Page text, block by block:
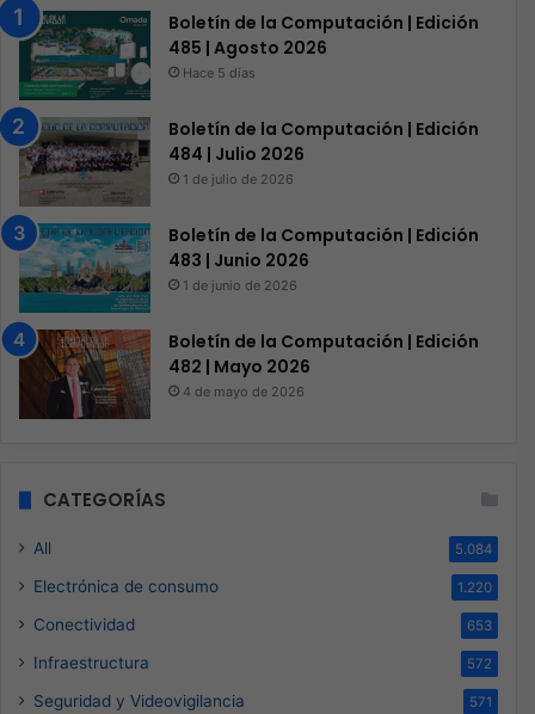
Boletín de la Computación | Edición
485 | Agosto 2026
Hace 5 días
Boletín de la Computación | Edición
484 | Julio 2026
1 de julio de 2026
Boletín de la Computación | Edición
483 | Junio 2026
1 de junio de 2026
Boletín de la Computación | Edición
482 | Mayo 2026
4 de mayo de 2026
CATEGORÍAS
All 5.084
Electrónica de consumo 1.220
Conectividad 653
Infraestructura 572
Seguridad y Videovigilancia 571